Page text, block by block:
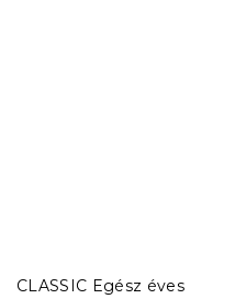
CLASSIC Egész éves